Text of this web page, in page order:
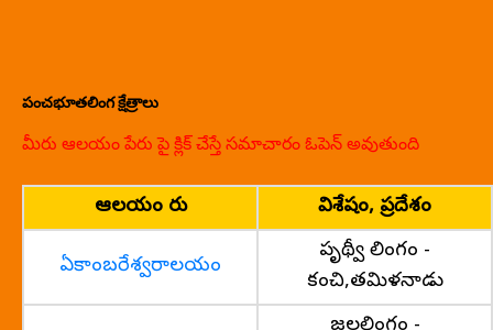
పంచభూతలింగ క్షేత్రాలు
మీరు ఆలయం పేరు పై క్లిక్ చేస్తే సమాచారం ఓపెన్ అవుతుంది
ఆలయం పేరు విశేషం, ప్రదేశం
ఏకాంబరేశ్వరాలయం
పృథ్వీ లింగం -
కంచి,తమిళనాడు